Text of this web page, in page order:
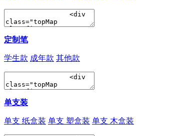
定制笔
学生款 成年款 其他款
单支装
单支 纸盒装 单支 塑盒装 单支 木盒装